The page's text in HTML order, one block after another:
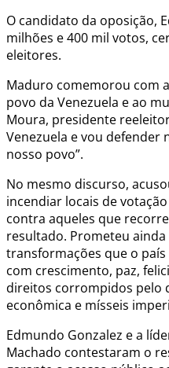
O candidato da oposição,
milhões e 400 mil votos,
eleitores.
Maduro comemorou com
povo da Venezuela e ao
Moura, presidente
Venezuela e vou defender
nosso povo”.
No mesmo discurso,
incendiar locais de
contra aqueles que
resultado. Prometeu ainda
transformações que o
com crescimento, paz,
direitos corrompidos pelo
econômica e mísseis
Edmundo Gonzalez e a
Machado contestaram o